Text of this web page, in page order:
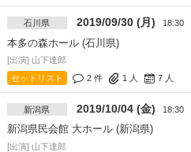
石川県 2019/09/30 (月) 18:30
本多の森ホール (石川県)
[出演] 山下達郎
セットリスト
2 件 1 人 7人
新潟県 2019/10/04 (金) 18:30
新潟県民会館 大ホール (新潟県)
[出演] 山下達郎